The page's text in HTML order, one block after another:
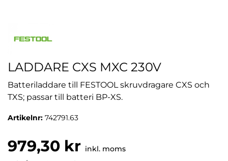
LADDARE CXS MXC 230V
Batteriladdare till FESTOOL skruvdragare CXS och
TXS; passar till batteri BP-XS.
Artikelnr: 742791.63
979,30 kr inkl. moms